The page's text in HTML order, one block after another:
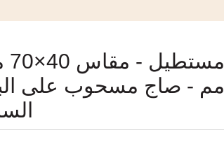
سماكة 0.7 مم - صاج مسحوب على